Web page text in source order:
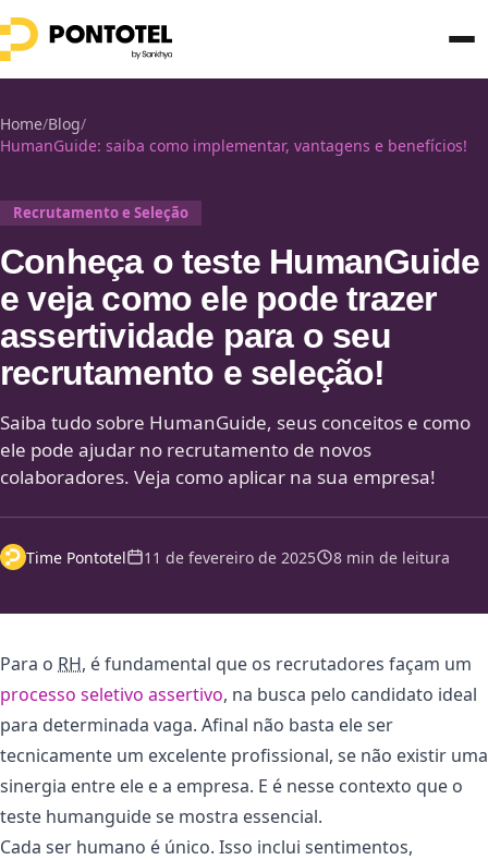
Home/Blog/
HumanGuide: saiba como implementar, vantagens e benefícios!
Recrutamento e Seleção
Conheça o teste HumanGuide
e veja como ele pode trazer
assertividade para o seu
recrutamento e seleção!
Saiba tudo sobre HumanGuide, seus conceitos e como
ele pode ajudar no recrutamento de novos
colaboradores. Veja como aplicar na sua empresa!
Time Pontotel 11 de fevereiro de 2025 8 min de leitura
Para o RH, é fundamental que os recrutadores façam um
processo seletivo assertivo, na busca pelo candidato ideal
para determinada vaga. Afinal não basta ele ser
tecnicamente um excelente profissional, se não existir uma
sinergia entre ele e a empresa. E é nesse contexto que o
teste humanguide se mostra essencial.
Cada ser humano é único. Isso inclui sentimentos,